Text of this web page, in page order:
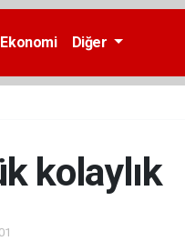
Ekonomi Diğer
kolaylık